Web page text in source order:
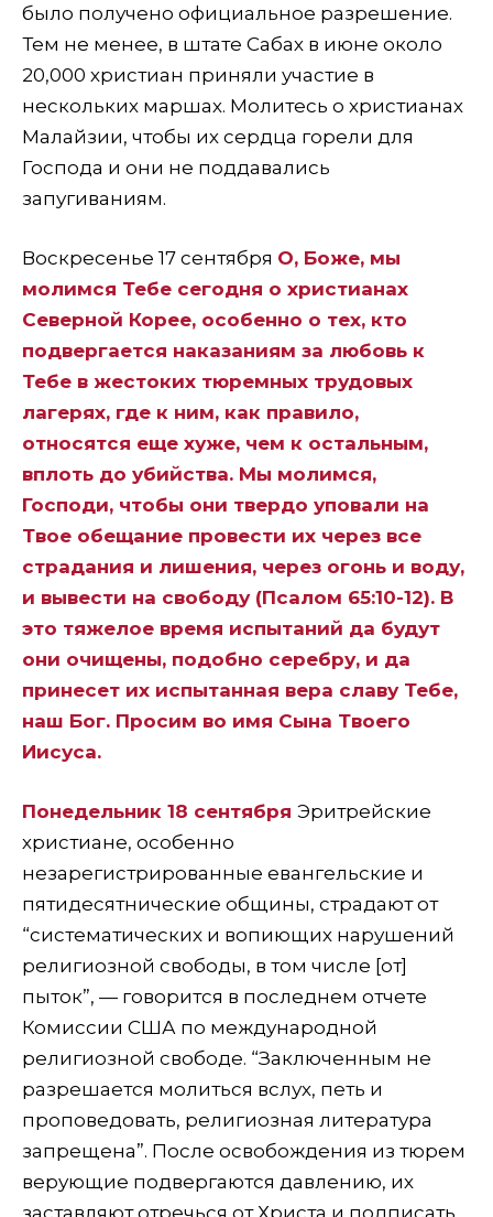
было получено официальное разрешение.
Тем не менее, в штате Сабах в июне около
20,000 христиан приняли участие в
нескольких маршах. Молитесь о христианах
Малайзии, чтобы их сердца горели для
Господа и они не поддавались
запугиваниям.
Воскресенье 17 сентября О, Боже, мы
молимся Тебе сегодня о христианах
Северной Корее, особенно о тех, кто
подвергается наказаниям за любовь к
Тебе в жестоких тюремных трудовых
лагерях, где к ним, как правило,
относятся еще хуже, чем к остальным,
вплоть до убийства. Мы молимся,
Господи, чтобы они твердо уповали на
Твое обещание провести их через все
страдания и лишения, через огонь и воду,
и вывести на свободу (Псалом 65:10-12). В
это тяжелое время испытаний да будут
они очищены, подобно серебру, и да
принесет их испытанная вера славу Тебе,
наш Бог. Просим во имя Сына Твоего
Иисуса.
Понедельник 18 сентября Эритрейские
христиане, особенно
незарегистрированные евангельские и
пятидесятнические общины, страдают от
“систематических и вопиющих нарушений
религиозной свободы, в том числе [от]
пыток”, — говорится в последнем отчете
Комиссии США по международной
религиозной свободе. “Заключенным не
разрешается молиться вслух, петь и
проповедовать, религиозная литература
запрещена”. После освобождения из тюрем
верующие подвергаются давлению, их
заставляют отречься от Христа и подписать